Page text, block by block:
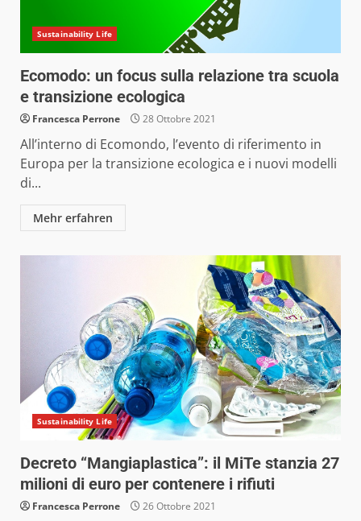
Sustainability Life
Ecomodo: un focus sulla relazione tra scuola
e transizione ecologica
Francesca Perrone 28 Ottobre 2021
All’interno di Ecomondo, l’evento di riferimento in
Europa per la transizione ecologica e i nuovi modelli
di...
Mehr erfahren
Sustainability Life
Decreto “Mangiaplastica”: il MiTe stanzia 27
milioni di euro per contenere i rifiuti
Francesca Perrone 26 Ottobre 2021